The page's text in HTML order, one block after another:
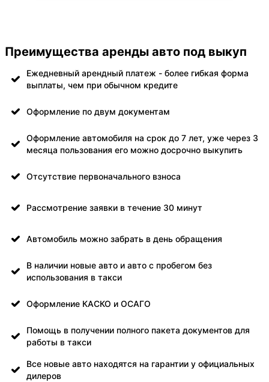
Преимущества аренды авто под выкуп
Ежедневный арендный платеж - более гибкая форма
выплаты, чем при обычном кредите
Оформление по двум документам
Оформление автомобиля на срок до 7 лет, уже через 3
месяца пользования его можно досрочно выкупить
Отсутствие первоначального взноса
Рассмотрение заявки в течение 30 минут
Автомобиль можно забрать в день обращения
В наличии новые авто и авто с пробегом без
использования в такси
Оформление КАСКО и ОСАГО
Помощь в получении полного пакета документов для
работы в такси
Все новые авто находятся на гарантии у официальных
дилеров